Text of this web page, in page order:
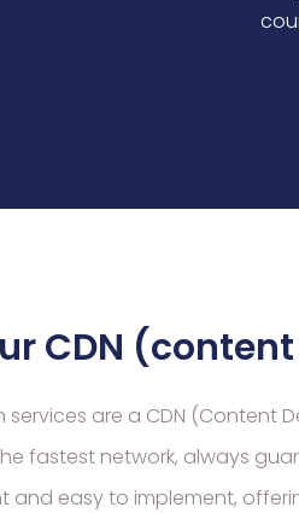
CDN
are a CDN (Content
fastest network, always
and easy to implement,